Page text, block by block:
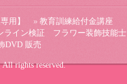
用】
教育訓練給付金講座
ライン検証 フラワー装飾技能士
DVD 販売
All rights reserved.